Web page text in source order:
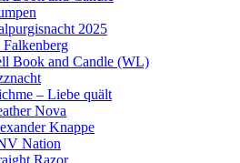
2025
Book and Candle (WL)
– Liebe quält
Nova
Knappe
Nation
Razor